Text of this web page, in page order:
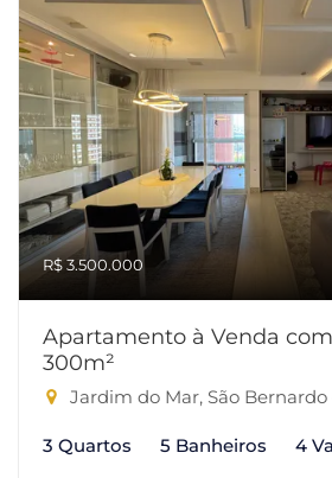
R$ 3.500.000
Apartamento à Venda
300m²
Jardim do Mar, São
3 Quartos 5 Banheiros 4